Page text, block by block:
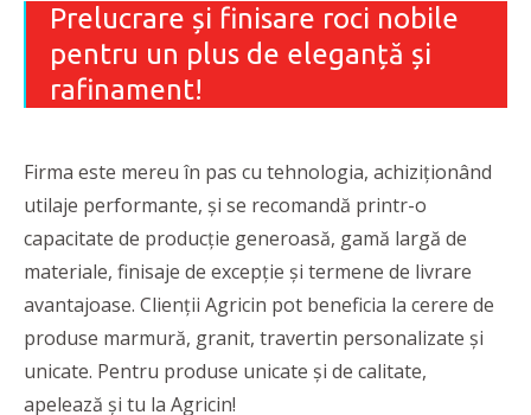
Prelucrare și finisare roci nobile
pentru un plus de eleganță și
rafinament!
Firma este mereu în pas cu tehnologia, achiziționând
utilaje performante, și se recomandă printr-o
capacitate de producție generoasă, gamă largă de
materiale, finisaje de excepție și termene de livrare
avantajoase. Clienții Agricin pot beneficia la cerere de
produse marmură, granit, travertin personalizate și
unicate. Pentru produse unicate și de calitate,
apelează și tu la Agricin!